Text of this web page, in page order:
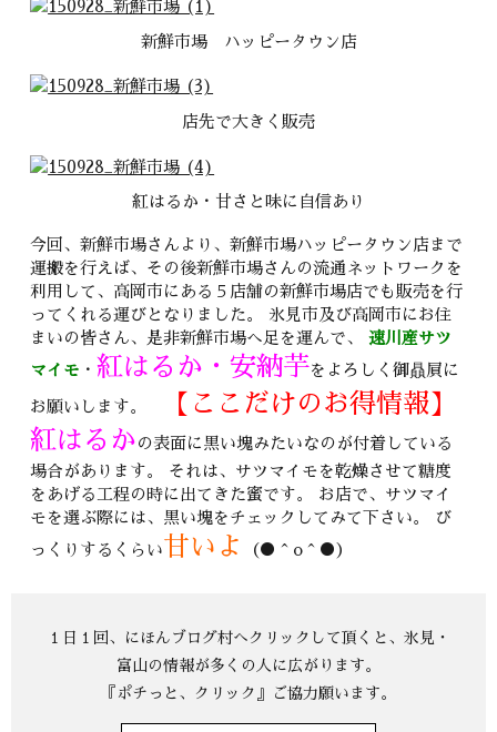
新鮮市場 ハッピータウン店
店先で大きく販売
紅はるか・甘さと味に自信あり
今回、新鮮市場さんより、新鮮市場ハッピータウン店まで
運搬を行えば、その後新鮮市場さんの流通ネットワークを
利用して、高岡市にある５店舗の新鮮市場店でも販売を行
ってくれる運びとなりました。 氷見市及び高岡市にお住
まいの皆さん、是非新鮮市場へ足を運んで、速川産サツ
マイモ ・紅はるか・安納芋をよろしく御贔屓に
お願いします。
【ここだけのお得情報】
紅はるか の表面に黒い塊みたいなのが付着している
場合があります。 それは、サツマイモを乾燥させて糖度
をあげる工程の時に出てきた蜜です。 お店で、サツマイ
モを選ぶ際には、黒い塊をチェックしてみて下さい。 び
っくりするくらい甘いよ （●＾o＾●）